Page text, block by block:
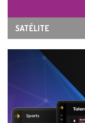
SATÉLITE